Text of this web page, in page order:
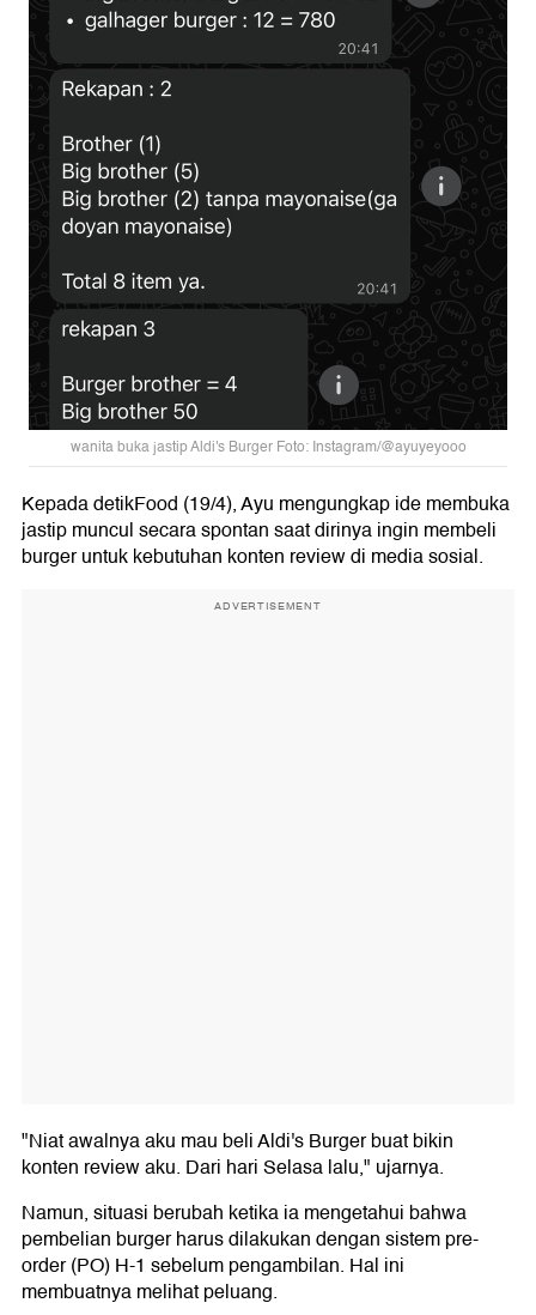
wanita buka jastip Aldi's Burger Foto: Instagram/@ayuyeyooo
Kepada detikFood (19/4), Ayu mengungkap ide membuka
jastip muncul secara spontan saat dirinya ingin membeli
burger untuk kebutuhan konten review di media sosial.
ADVERTISEMENT
"Niat awalnya aku mau beli Aldi's Burger buat bikin
konten review aku. Dari hari Selasa lalu," ujarnya.
Namun, situasi berubah ketika ia mengetahui bahwa
pembelian burger harus dilakukan dengan sistem pre-
order (PO) H-1 sebelum pengambilan. Hal ini
membuatnya melihat peluang.